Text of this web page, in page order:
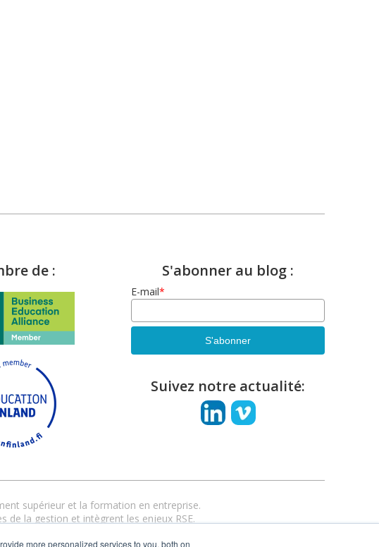
more personalized services to you, both on
de : S'abonner au blog :
E-mail*
Suivez notre actualité:
supérieur et la formation en entreprise.
de la gestion et intègrent les enjeux RSE.